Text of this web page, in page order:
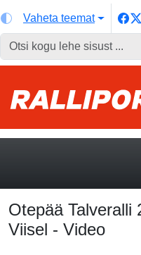
Vaheta teemat
Otepää Talveralli
Viisel - Video